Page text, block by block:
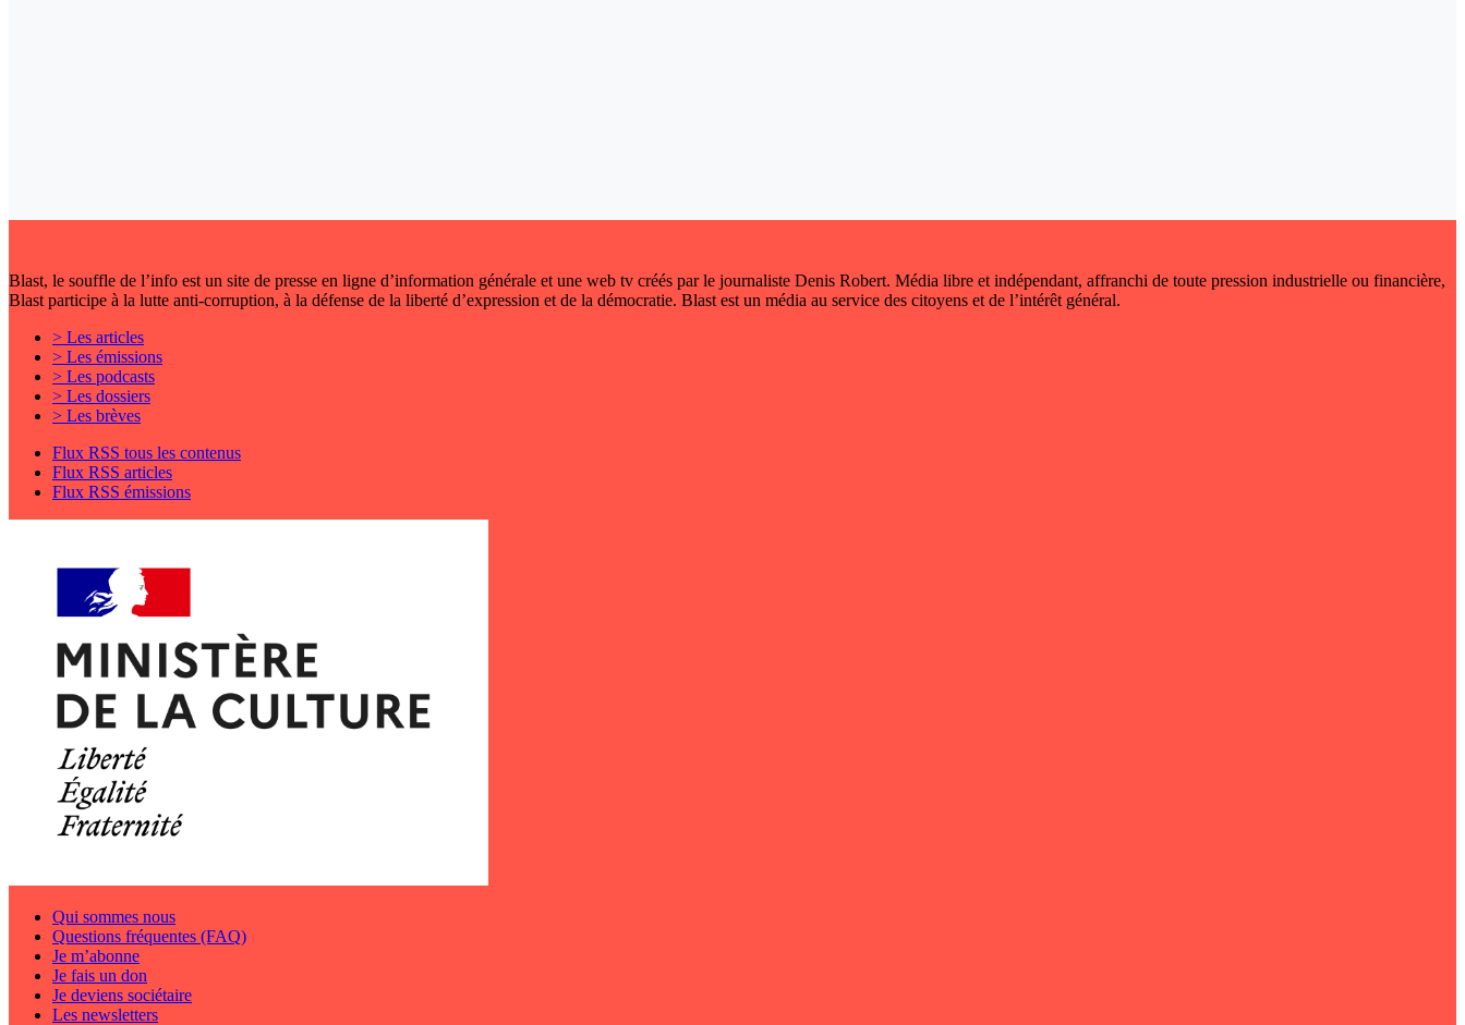
Blast, le souffle de l’info est un site de presse en ligne d’information générale et une web tv créés par le journaliste Denis Robert. Média libre et indépendant, affranchi de toute pression industrielle ou financière,
Blast participe à la lutte anti-corruption, à la défense de la liberté d’expression et de la démocratie. Blast est un média au service des citoyens et de l’intérêt général.
> Les articles
> Les émissions
> Les podcasts
> Les dossiers
> Les brèves
Flux RSS tous les contenus
Flux RSS articles
Flux RSS émissions
Qui sommes nous
Questions fréquentes (FAQ)
Je m’abonne
Je fais un don
Je deviens sociétaire
Les newsletters